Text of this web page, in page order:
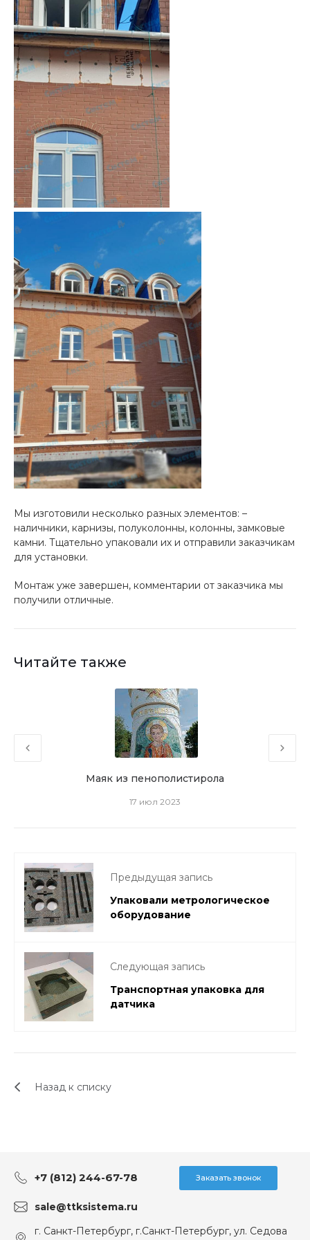
Мы изготовили несколько разных элементов: –
наличники, карнизы, полуколонны, колонны, замковые
камни. Тщательно упаковали их и отправили заказчикам
для установки.
Монтаж уже завершен, комментарии от заказчика мы
получили отличные.
Читайте также
Маяк из пенополистирола
17 июл 2023
Предыдущая запись
Упаковали метрологическое
оборудование
Следующая запись
Транспортная упаковка для
датчика
Назад к списку
+7 (812) 244-67-78 Заказать звонок
sale@ttksistema.ru
г. Санкт-Петербург, г.Санкт-Петербург, ул. Седова